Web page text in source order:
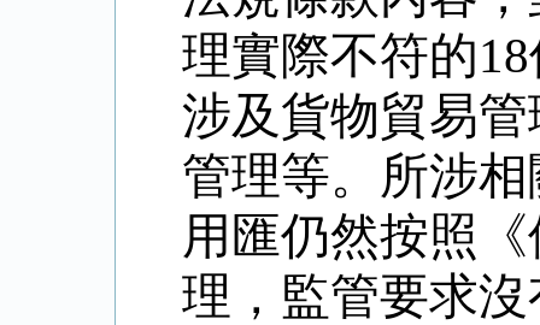
理實際不符的18
涉及貨物貿易
管理等。所涉
用匯仍然按照
理，監管要求